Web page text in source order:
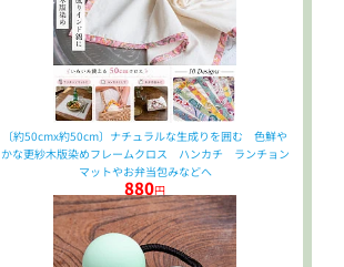
〔約50cmx約50cm〕ナチュラルな生成りを囲む 色鮮や
かな更紗木版染めフレームクロス ハンカチ ランチョン
マットやお弁当包みなどへ
880円